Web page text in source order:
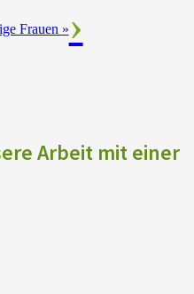
Frauen »
Arbeit mit einer